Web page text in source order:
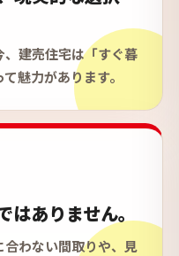
建売住宅は「すぐ暮
魅力があります。
ありません。
わない間取りや、見